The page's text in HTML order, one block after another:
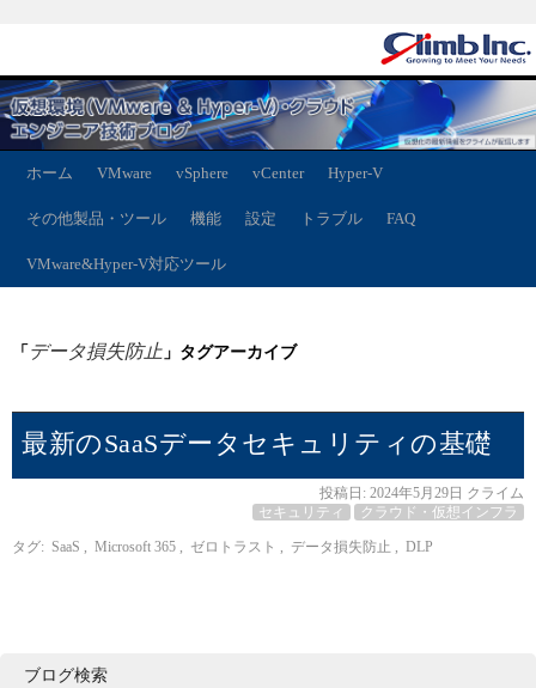
ホーム VMware vSphere vCenter Hyper-V
その他製品・ツール 機能 設定 トラブル FAQ
VMware&Hyper-V対応ツール
「 データ損失防止 」タグアーカイブ
最新のSaaSデータセキュリティの基礎
投稿日: 2024年5月29日 クライム
セキュリティ
クラウド・仮想インフラ
タグ: SaaS Microsoft 365 ゼロトラスト データ損失防止 DLP
ブログ検索